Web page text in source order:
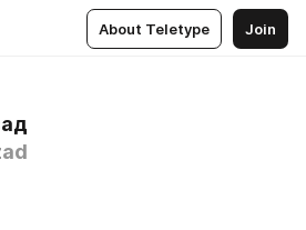
About Teletype Join